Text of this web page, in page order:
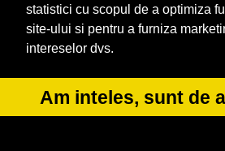
statistici cu scopul de a optimiza
site-ului si pentru a furniza
intereselor dvs.
Am inteles, sunt de
FirmaTractariAuto.ro
NonStopDeschis.ro
© 2014-2026 -ANPC SOL